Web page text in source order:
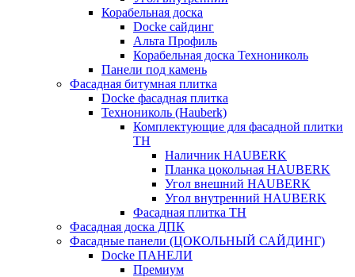
Корабельная доска
Docke сайдинг
Альта Профиль
Корабельная доска Технониколь
Панели под камень
Фасадная битумная плитка
Docke фасадная плитка
Технониколь (Hauberk)
Комплектующие для фасадной плитки
ТН
Наличник HAUBERK
Планка цокольная HAUBERK
Угол внешний HAUBERK
Угол внутренний HAUBERK
Фасадная плитка ТН
Фасадная доска ДПК
Фасадные панели (ЦОКОЛЬНЫЙ САЙДИНГ)
Docke ПАНЕЛИ
Премиум